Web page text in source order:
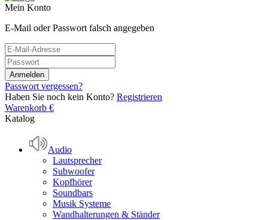
Mein Konto
E-Mail oder Passwort falsch angegeben
Passwort vergessen?
Haben Sie noch kein Konto? Registrieren
Warenkorb €
Katalog
Audio
Lautsprecher
Subwoofer
Kopfhörer
Soundbars
Musik Systeme
Wandhalterungen & Ständer